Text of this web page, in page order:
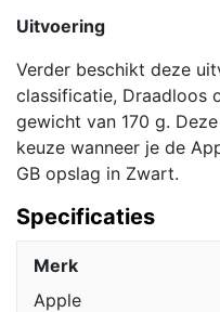
Uitvoering
Verder beschikt deze
classificatie, Draadloos
gewicht van 170 g.
keuze wanneer je de
GB opslag in Zwart.
Specificaties
Merk
Apple